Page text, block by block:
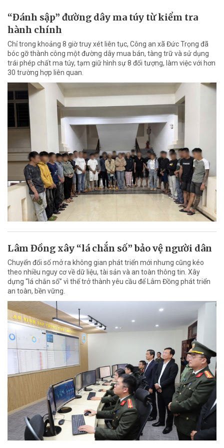
“Đánh sập” đường dây ma túy từ kiểm tra
hành chính
Chỉ trong khoảng 8 giờ truy xét liên tục, Công an xã Đức Trọng đã
bóc gỡ thành công một đường dây mua bán, tàng trữ và sử dụng
trái phép chất ma túy, tạm giữ hình sự 8 đối tượng, làm việc với hơn
30 trường hợp liên quan.
Lâm Đồng xây “lá chắn số” bảo vệ người dân
Chuyển đổi số mở ra không gian phát triển mới nhưng cũng kéo
theo nhiều nguy cơ về dữ liệu, tài sản và an toàn thông tin. Xây
dựng “lá chắn số” vì thế trở thành yêu cầu để Lâm Đồng phát triển
an toàn, bền vững.